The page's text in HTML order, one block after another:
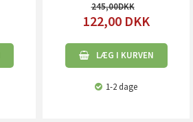
245,00
122,00 DKK
LÆG I KURVEN
1-2 dage